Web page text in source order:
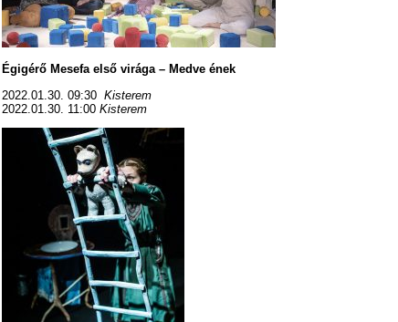
Égigérő Mesefa első virága – Medve ének
2022.01.30. 09:30 Kisterem
2022.01.30. 11:00 Kisterem